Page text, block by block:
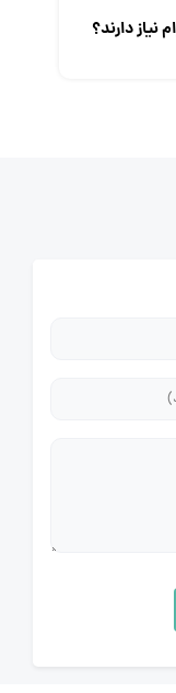
دارند؟